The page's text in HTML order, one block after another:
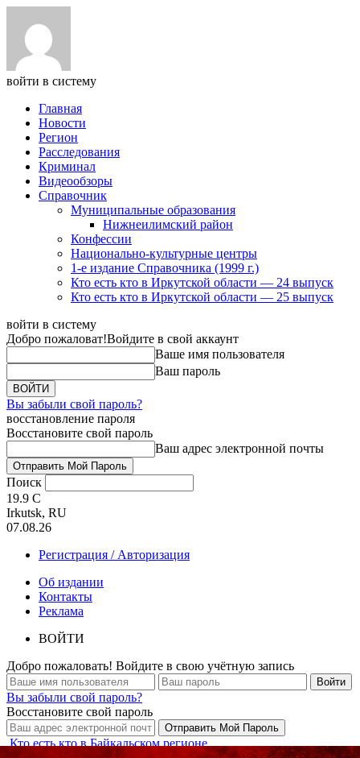
войти в систему
Главная
Новости
Регион
Расследования
Криминал
Видеообзоры
Справочник
Муниципальные образования
Нижнеилимский район
Конфессии
Национально-культурные центры
1-е издание Справочника (1999 г.)
Кто есть кто в Иркутской области — 24 выпуск
Кто есть кто в Иркутской области — 25 выпуск
войти в систему
Добро пожаловат!Войдите в свой аккаунт
Ваше имя пользователя
Ваш пароль
Вы забыли свой пароль?
восстановление пароля
Восстановите свой пароль
Ваш адрес электронной почты
Поиск
19.9 C
Irkutsk, RU
07.08.26
Регистрация / Авторизация
Об издании
Контакты
Реклама
ВОЙТИ
Добро пожаловать! Войдите в свою учётную запись
Вы забыли свой пароль?
Восстановите свой пароль
Кто есть кто в Байкальском регионе